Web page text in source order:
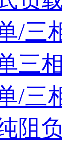
/三
三
/三
阻